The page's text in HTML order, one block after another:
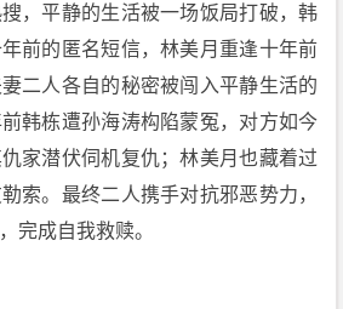
，平静的生活被一场饭局打破，韩
前的匿名短信，林美月重逢十年前
二人各自的秘密被闯入平静生活的
韩栋遭孙海涛构陷蒙冤，对方如今
家潜伏伺机复仇；林美月也藏着过
索。最终二人携手对抗邪恶势力，
完成自我救赎。